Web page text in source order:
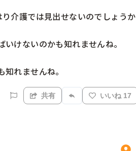
介護では見出せないのでしょうか
けないのかも知れませんね。
れませんね。
共有 いいね 17